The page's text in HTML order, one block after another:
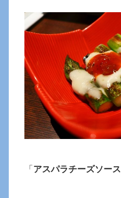
「 アスパラチーズソース